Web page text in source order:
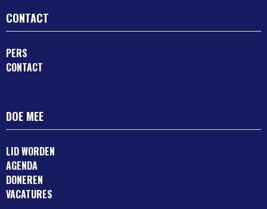
CONTACT
PERS
CONTACT
DOE MEE
LID WORDEN
AGENDA
DONEREN
VACATURES